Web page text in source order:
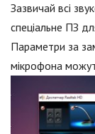
Зазвичай всі
спеціальне ПЗ
Параметри за
мікрофона